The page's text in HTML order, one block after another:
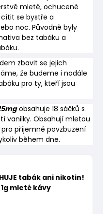
mleté, ochucené
se bystře a
noc. Původně byly
bez tabáku a
zbavit se jejich
že budeme i nadále
pro ty, kteří jsou
obsahuje 18 sáčků s
vanilky. Obsahují mletou
příjemné povzbuzení
během dne.
tabák ani nikotin!
mleté kávy